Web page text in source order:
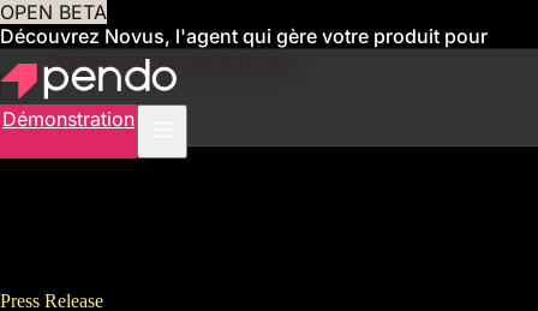
OPEN BETA
Découvrez Novus, l'agent qui gère votre produit pour
vousObtenez un accès anticipé
Démonstration
Press Release